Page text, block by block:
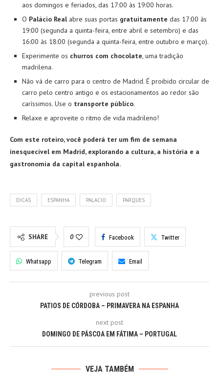
aos domingos e feriados, das 17:00 às 19:00 horas.
O Palácio Realabre suas portas gratuitamente das 17:00 às
19:00 (segunda a quinta-feira, entre abril e setembro) e das
16:00 às 18:00 (segunda a quinta-feira, entre outubro e março).
Experimente os churros com chocolate, uma tradição
madrilena.
Não vá de carro para o centro de Madrid. É proibido circular de
carro pelo centro antigo e os estacionamentos ao redor são
caríssimos. Use o transporte público.
Relaxe e aproveite o ritmo de vida madrileno!
Com este roteiro, você poderá ter um fim de semana
inesquecível em Madrid, explorando a cultura, a história e a
gastronomia da capital espanhola.
DICAS ESPANHA PALACIO PARQUES
SHARE 0 Facebook Twitter
Whatsapp Telegram Email
previous post
PATIOS DE CÓRDOBA – PRIMAVERA NA ESPANHA
next post
DOMINGO DE PÁSCOA EM FÁTIMA – PORTUGAL
VEJA TAMBÉM